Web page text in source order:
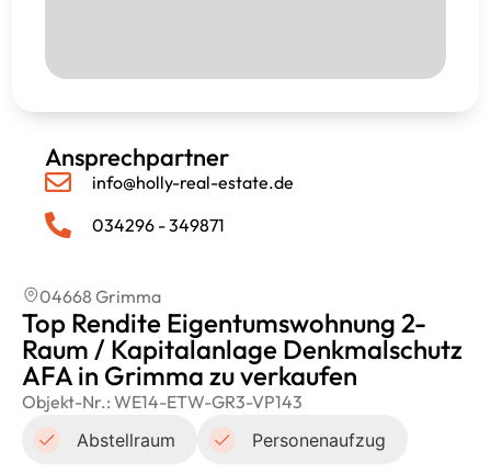
Ansprechpartner
info@holly-real-estate.de
034296 - 349871
04668 Grimma
Top Rendite Eigentumswohnung 2-
Raum / Kapitalanlage Denkmalschutz
AFA in Grimma zu verkaufen
Objekt-Nr.: WE14-ETW-GR3-VP143
Abstellraum
Personenaufzug